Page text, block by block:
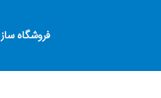
فروشگاه ساز